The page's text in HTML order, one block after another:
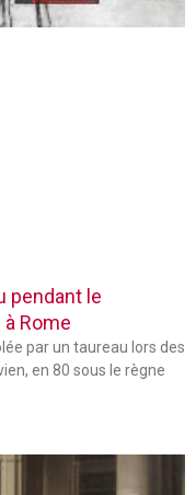
pendant le
Rome
par un taureau lors des
en 80 sous le règne